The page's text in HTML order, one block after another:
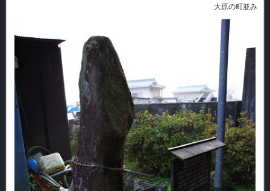
大原の町並み